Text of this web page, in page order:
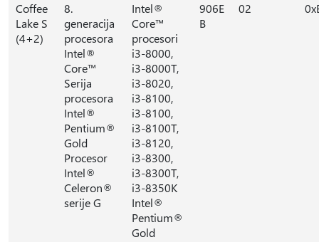
Coffee
Lake S
(4+2)
8.
generacija
procesora
Intel®
Core™
Serija
procesora
Intel®
Pentium®
Gold
Procesor
Intel®
Celeron®
serije G
Intel®
Core™
procesori
i3-8000,
i3-8000T,
i3-8020,
i3-8100,
i3-8100,
i3-8100T,
i3-8120,
i3-8300,
i3-8300T,
i3-8350K
Intel®
Pentium®
Gold
906E
B
02